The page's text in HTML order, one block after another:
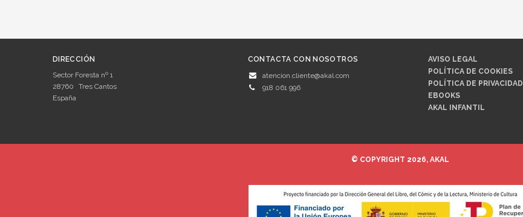
DIRECCIÓN
Sector Foresta nº 1
28760
Tres Cantos
España
CONTACTA CON NOSOTROS
atencion.cliente@akal.com
918 061 996
AVISO LEGAL
POLÍTICA DE COOKIES
POLÍTICA DE PRIVACIDAD
EBOOKS
AKAL INFANTIL
© COPYRIGHT 2026, AKAL